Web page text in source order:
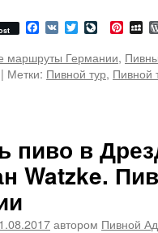
Facebook
VK TwitterLiveJournal
маршруты Германии,
| Метки: Пивной тур, Пивной
пиво в
Watzke.
автором Пивной